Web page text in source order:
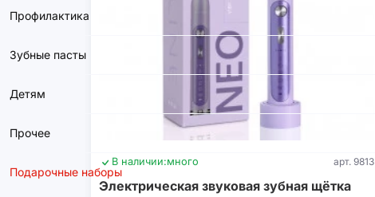
Профилактика
Зубные пасты
Детям
Прочее
Подарочные наборы
В наличии:много арт. 9813
Электрическая звуковая зубная щётка